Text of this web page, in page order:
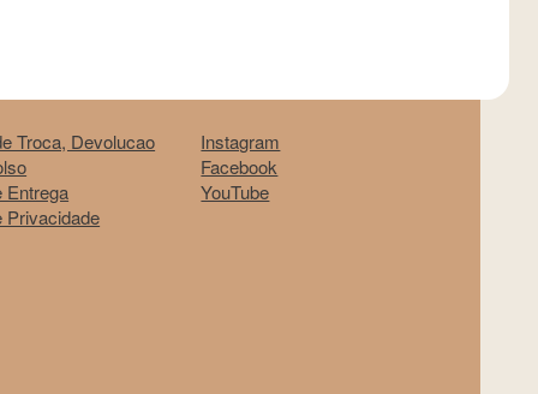
Troca, Devolucao
Entrega
Privacidade
Instagram
Facebook
YouTube